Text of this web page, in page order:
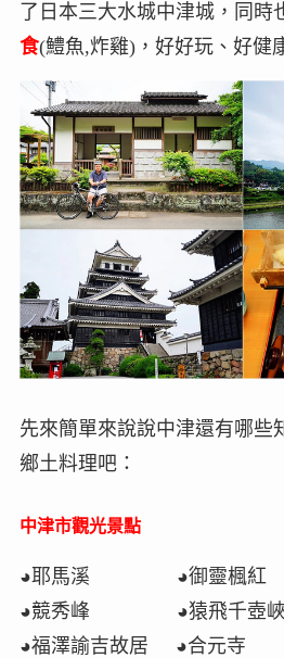
了日本三大水城中津城，同時
食(鱧魚,炸雞)，好好玩、好健
先來簡單來說說中津還有哪些
鄉土料理吧：
中津市觀光景點
◕耶馬溪 ◕御靈楓紅
◕競秀峰 ◕猿飛千壺峽
◕福澤諭吉故居 ◕合元寺